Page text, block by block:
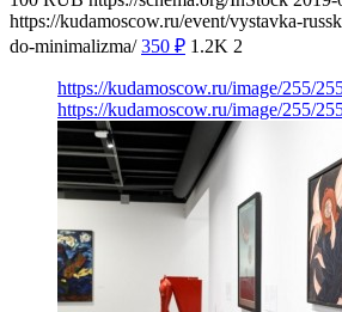
https://kudamoscow.ru/event/vystavka-
do-minimalizma/ 350 ₽ 1.2K 2
https://kudamoscow.ru/image/255/
https://kudamoscow.ru/image/255/